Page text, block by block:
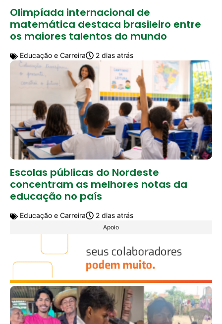
Olimpíada internacional de
matemática destaca brasileiro entre
os maiores talentos do mundo
Educação e Carreira 2 dias atrás
Escolas públicas do Nordeste
concentram as melhores notas da
educação no país
Educação e Carreira 2 dias atrás
Apoio